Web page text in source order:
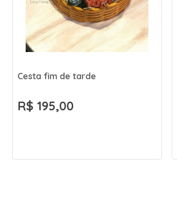
Cesta fim de tarde
R$ 195,00